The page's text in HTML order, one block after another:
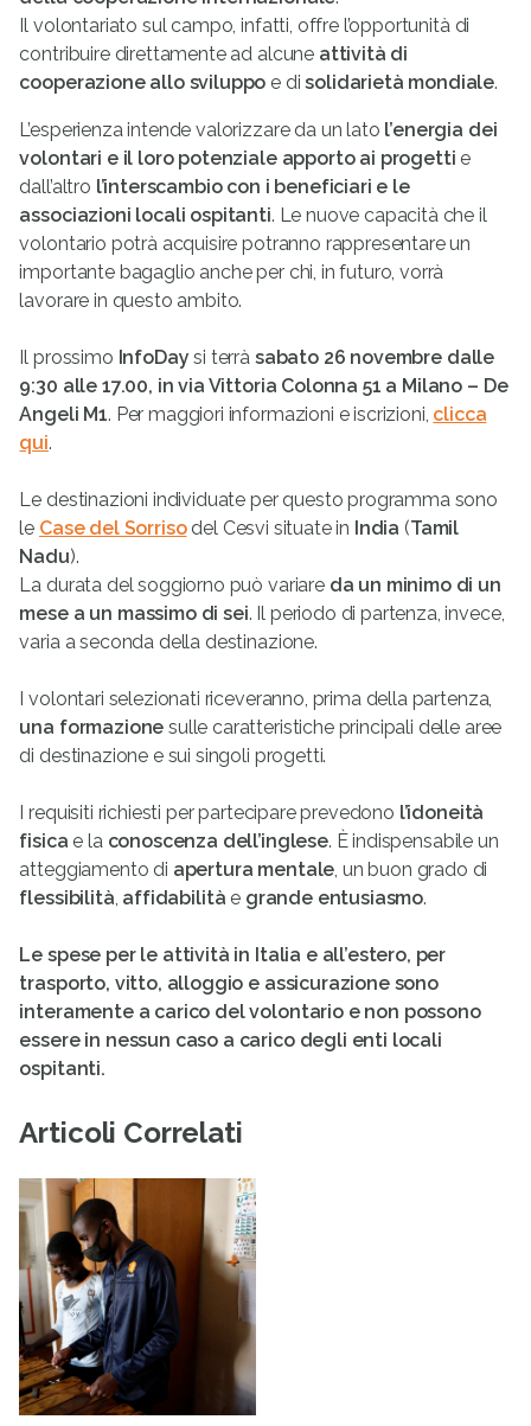
Il volontariato sul campo, infatti, offre l’opportunità di
contribuire direttamente ad alcune attività di
cooperazione allo sviluppo e disolidarietà mondiale.
L’esperienza intende valorizzare da un lato l’energia dei
volontari e il loro potenziale apporto ai progetti e
dall’altro l’interscambio con i beneficiari e le
associazioni locali ospitanti. Le nuove capacità che il
volontario potrà acquisire potranno rappresentare un
importante bagaglio anche per chi, in futuro, vorrà
lavorare in questo ambito.
Il prossimo InfoDaysi terrà sabato 26 novembre dalle
9:30 alle 17.00, in via Vittoria Colonna 51 a Milano – De
Angeli M1. Per maggiori informazioni e iscrizioni, clicca
qui.
Le destinazioni individuate per questo programma sono
le Case del Sorrisodel Cesvi situate in India (Tamil
Nadu).
La durata del soggiorno può variare da un minimo di un
mese a un massimo di sei. Il periodo di partenza, invece,
varia a seconda della destinazione.
I volontari selezionati riceveranno, prima della partenza,
una formazione sulle caratteristiche principali delle aree
di destinazione e sui singoli progetti.
I requisiti richiesti per partecipare prevedono l’idoneità
fisica e laconoscenza dell’inglese. È indispensabile un
atteggiamento di apertura mentale, un buon grado di
flessibilità, affidabilità e grande entusiasmo.
Le spese per le attività in Italia e all’estero, per
trasporto, vitto, alloggio e assicurazione sono
interamente a carico del volontario e non possono
essere in nessun caso a carico degli enti locali
ospitanti.
Articoli Correlati